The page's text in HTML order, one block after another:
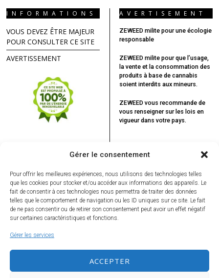
Gérer le consentement
Pour offrir les meilleures expériences, nous utilisons des technologies telles
que les cookies pour stocker et/ou accéder aux informations des appareils. Le
fait de consentir à ces technologies nous permettra de traiter des données
telles que le comportement de navigation ou les ID uniques sur ce site. Le fait
de ne pas consentir ou de retirer son consentement peut avoir un effet négatif
sur certaines caractéristiques et fonctions.
Gérer les services
ACCEPTER
Ne ratez rien, inscrivez-vous à la Newsletter !
VOUS POURRIEZ ÊTRE INTÉRESSÉ
PAR...
écologique d’une
même plante
INFORMATIONS
VOUS DEVEZ ÊTRE MAJEUR
POUR CONSULTER CE SITE
AVERTISSEMENT
AVERTISEMENT
ZEWEED milite pour une écologie
responsable
ZEWEED milite pour que l’usage,
la vente et la consommation des
produits à base de cannabis
soient interdits aux mineurs.
ZEWEED vous recommande de
vous renseigner sur les lois en
vigueur dans votre pays.